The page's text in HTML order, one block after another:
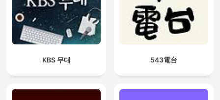
KBS 무대 543電台